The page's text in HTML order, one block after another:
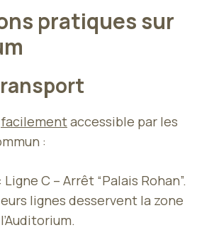
pratiques sur
facilementaccessible par les
:
: Ligne C – Arrêt “Palais Rohan”.
lignes desservent la zone